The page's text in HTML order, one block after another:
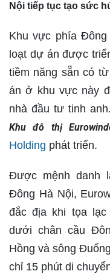
Nội tiếp tục tạo sức
Khu vực phía
loạt dự án được
tiềm năng sẵn có
án ở khu vực này
nhà đầu tư tinh
Khu đô thị
Holding phát triển.
Được mệnh danh
Đông Hà Nội,
đắc địa khi tọa
dưới chân cầu
Hồng và sông
chỉ 15 phút di